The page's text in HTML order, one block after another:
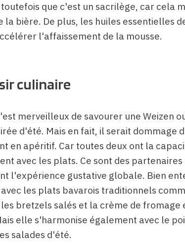
que c'est un sacrilège, car cela
la bière. De plus, les huiles essentielles
l'affaissement de la mousse.
culinaire
merveilleux de savourer une Weizen
d'été. Mais en fait, il serait dommage
en apéritif. Car toutes deux ont la
avec les plats. Ce sont des partenaires
l'expérience gustative globale. Bien
les plats bavarois traditionnels
bretzels salés et la crème de fromage
elle s'harmonise également avec le
salades d'été.